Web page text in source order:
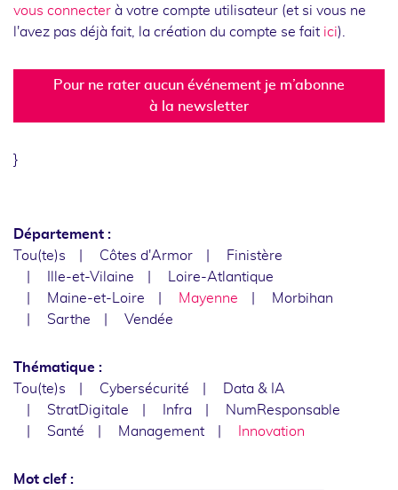
vous connecter à votre compte utilisateur (et si vous ne
l'avez pas déjà fait, la création du compte se fait ici).
Pour ne rater aucun événement je m’abonne
à la newsletter
}
Département :
Tou(te)s
Côtes d'Armor
Finistère
Ille-et-Vilaine
Loire-Atlantique
Maine-et-Loire
Mayenne
Morbihan
Sarthe
Vendée
Thématique :
Tou(te)s
Cybersécurité
Data & IA
StratDigitale
Infra
NumResponsable
Santé
Management Innovation
Mot clef :